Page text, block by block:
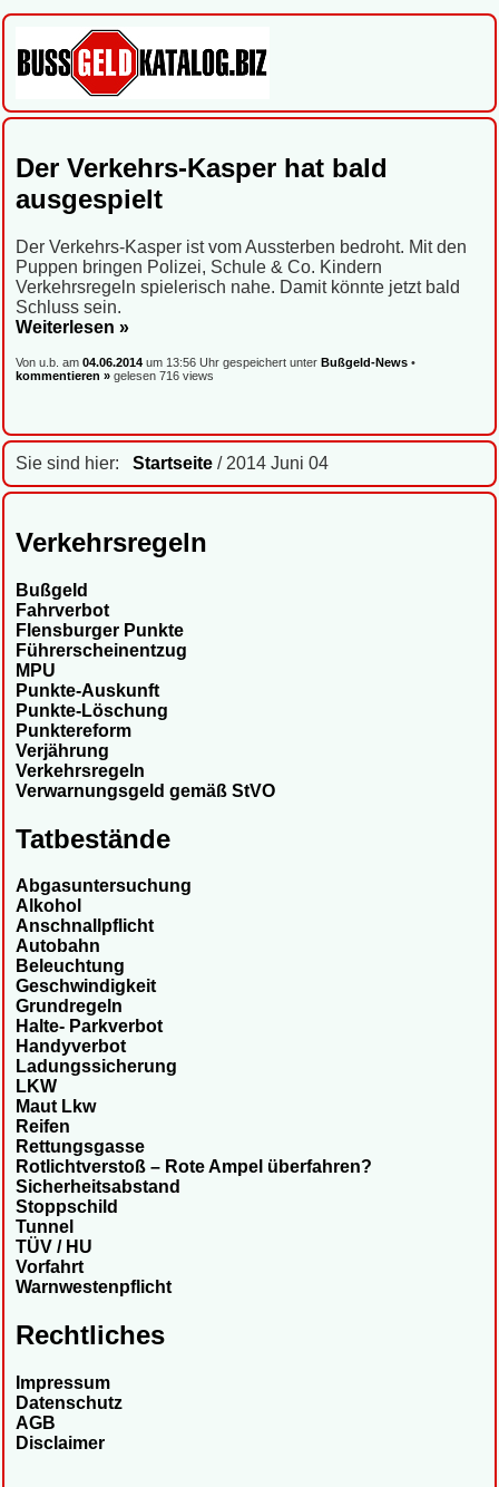
Sie sind hier: Startseite / 2014 Juni 04
Verkehrsregeln
Bußgeld
Fahrverbot
Flensburger Punkte
Führerscheinentzug
MPU
Punkte-Auskunft
Punkte-Löschung
Punktereform
Verjährung
Verkehrsregeln
Verwarnungsgeld gemäß StVO
Tatbestände
Abgasuntersuchung
Alkohol
Anschnallpflicht
Autobahn
Beleuchtung
Geschwindigkeit
Grundregeln
Halte- Parkverbot
Handyverbot
Ladungssicherung
LKW
Maut Lkw
Reifen
Rettungsgasse
Rotlichtverstoß – Rote Ampel überfahren?
Sicherheitsabstand
Stoppschild
Tunnel
TÜV / HU
Vorfahrt
Warnwestenpflicht
Rechtliches
Impressum
Datenschutz
AGB
Disclaimer
Der Verkehrs-Kasper hat bald
ausgespielt
Der Verkehrs-Kasper ist vom Aussterben bedroht. Mit den
Puppen bringen Polizei, Schule & Co. Kindern
Verkehrsregeln spielerisch nahe. Damit könnte jetzt bald
Schluss sein.
Weiterlesen »
Von u.b. am 04.06.2014 um 13:56 Uhr gespeichert unter Bußgeld-News •
kommentieren » gelesen 716 views